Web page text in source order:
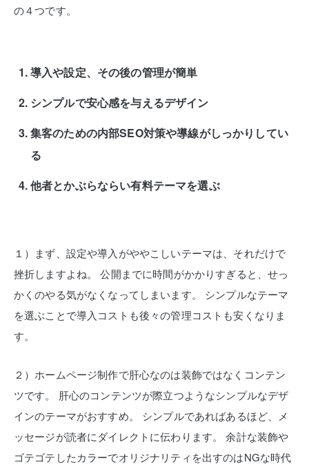
の４つです。
導入や設定、その後の管理が簡単
シンプルで安心感を与えるデザイン
集客のための内部SEO対策や導線がしっかりしてい
る
他者とかぶらならい有料テーマを選ぶ
１）まず、設定や導入がややこしいテーマは、それだけで
挫折しますよね。
公開までに時間がかかりすぎると、せっ
かくのやる気がなくなってしまいます。
シンプルなテーマ
を選ぶことで導入コストも後々の管理コストも安くなりま
す。
２）ホームページ制作で肝心なのは装飾ではなくコンテン
ツです。
肝心のコンテンツが際立つようなシンプルなデザ
インのテーマがおすすめ。
シンプルであればあるほど、メ
ッセージが読者にダイレクトに伝わります。
余計な装飾や
ゴテゴテしたカラーでオリジナリティを出すのはNGな時代